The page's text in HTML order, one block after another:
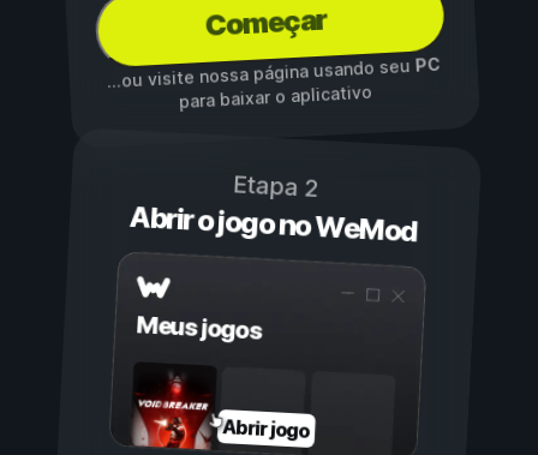
Começar
...ou visite nossa página usando seuPC
para baixar o aplicativo
Etapa 2
Abrir o jogo no WeMod
Meus jogos
Abrir jogo